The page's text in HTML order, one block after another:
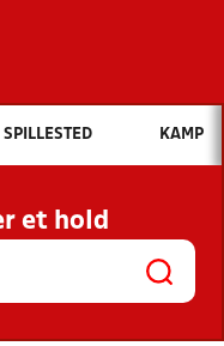
Hvad vil du søge efter?
OG NYHEDER
KLUBBER OG
SPILLESTED KAMP
et hold